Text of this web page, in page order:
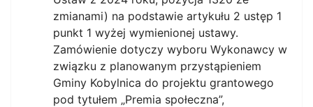
zmianami) na podstawie artykułu 2 ustęp 1
punkt 1 wyżej wymienionej ustawy.
Zamówienie dotyczy wyboru Wykonawcy w
związku z planowanym przystąpieniem
Gminy Kobylnica do projektu grantowego
pod tytułem „Premia społeczna”,